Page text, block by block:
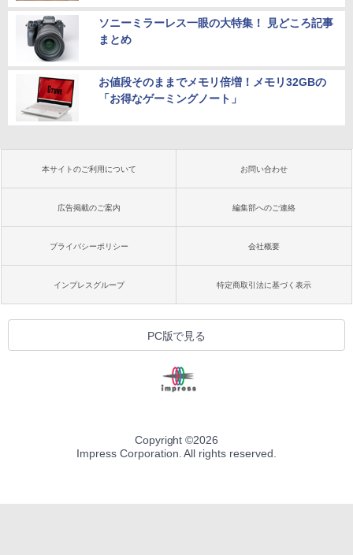
ソニーミラーレス一眼の大特集！ 見どころ記事
まとめ
お値段そのままでメモリ倍増！メモリ32GBの
「お得なゲーミングノート」
本サイトのご利用について お問い合わせ
広告掲載のご案内 編集部へのご連絡
プライバシーポリシー 会社概要
インプレスグループ 特定商取引法に基づく表示
PC版で見る
Copyright ©2026
Impress Corporation. All rights reserved.